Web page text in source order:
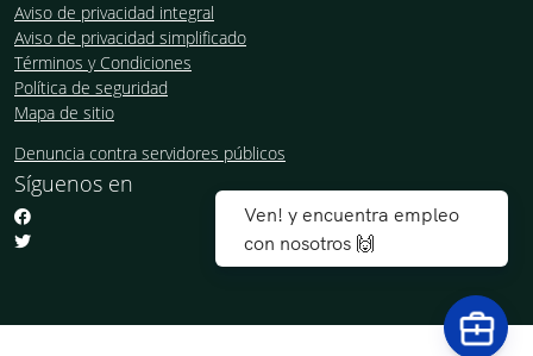
Ven! y encuentra empleo
con nosotros 🙌
Aviso de privacidad integral
Aviso de privacidad simplificado
Términos y Condiciones
Política de seguridad
Mapa de sitio
Denuncia contra servidores públicos
Síguenos en